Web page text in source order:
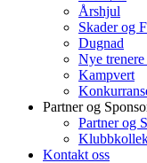
Årshjul
Skader og
Dugnad
Nye
Kampvert
Partner og
Partner og
Kontakt oss